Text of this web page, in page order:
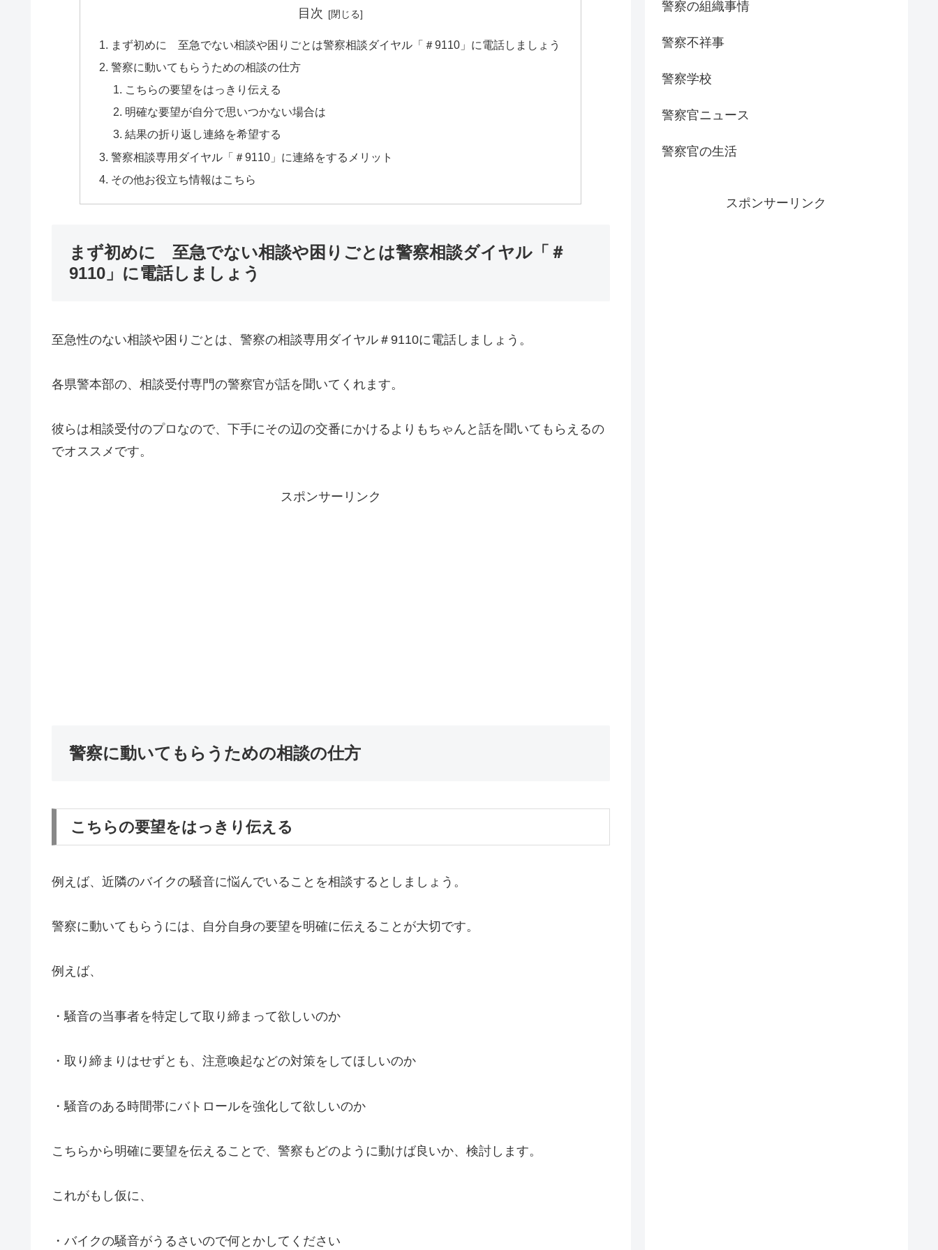
目次
まず初めに 至急でない相談や困りごとは警察相談ダイヤル「＃9110」に電話しましょう
警察に動いてもらうための相談の仕方
こちらの要望をはっきり伝える
明確な要望が自分で思いつかない場合は
結果の折り返し連絡を希望する
警察相談専用ダイヤル「＃9110」に連絡をするメリット
その他お役立ち情報はこちら
まず初めに 至急でない相談や困りごとは警察相談ダイヤル「＃
9110」に電話しましょう
至急性のない相談や困りごとは、警察の相談専用ダイヤル＃9110に電話しましょう。
各県警本部の、相談受付専門の警察官が話を聞いてくれます。
彼らは相談受付のプロなので、下手にその辺の交番にかけるよりもちゃんと話を聞いてもらえるの
でオススメです。
スポンサーリンク
警察に動いてもらうための相談の仕方
こちらの要望をはっきり伝える
例えば、近隣のバイクの騒音に悩んでいることを相談するとしましょう。
警察に動いてもらうには、自分自身の要望を明確に伝えることが大切です。
例えば、
・騒音の当事者を特定して取り締まって欲しいのか
・取り締まりはせずとも、注意喚起などの対策をしてほしいのか
・騒音のある時間帯にバトロールを強化して欲しいのか
こちらから明確に要望を伝えることで、警察もどのように動けば良いか、検討します。
これがもし仮に、
・バイクの騒音がうるさいので何とかしてください
警察の組織事情
警察不祥事
警察学校
警察官ニュース
警察官の生活
スポンサーリンク